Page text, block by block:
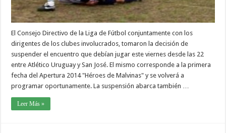
El Consejo Directivo de la Liga de Fútbol conjuntamente con los
dirigentes de los clubes involucrados, tomaron la decisión de
suspender el encuentro que debían jugar este viernes desde las 22
entre Atlético Uruguay y San José. El mismo corresponde a la primera
fecha del Apertura 2014 "Héroes de Malvinas" y se volverá a
programar oportunamente. La suspensión abarca también …
Leer Más »